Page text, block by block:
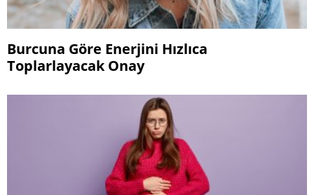
Burcuna Göre Enerjini Hızlıca
Toplarlayacak Onay